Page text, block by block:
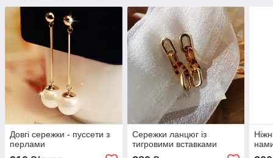
Довгі сережки - пуссети з
перлами
Сережки ланцюг із
тигровими вставками